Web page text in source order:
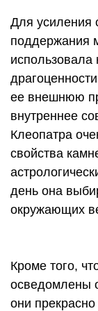
Для усиления
поддержания
использовала
ее внешнюю
внутреннее
Клеопатра
свойства
день она
окружающих
Кроме того,
осведомлены
они